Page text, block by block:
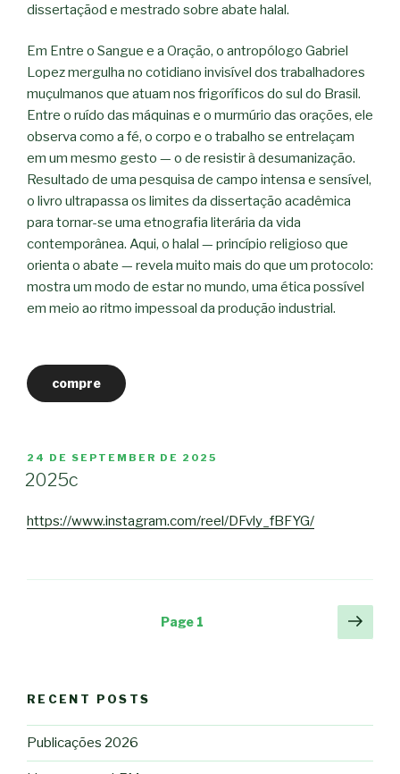
dissertaçãod e mestrado sobre abate halal.
Em Entre o Sangue e a Oração, o antropólogo Gabriel
Lopez mergulha no cotidiano invisível dos trabalhadores
muçulmanos que atuam nos frigoríficos do sul do Brasil.
Entre o ruído das máquinas e o murmúrio das orações, ele
observa como a fé, o corpo e o trabalho se entrelaçam
em um mesmo gesto — o de resistir à desumanização.
Resultado de uma pesquisa de campo intensa e sensível,
o livro ultrapassa os limites da dissertação acadêmica
para tornar-se uma etnografia literária da vida
contemporânea. Aqui, o halal — princípio religioso que
orienta o abate — revela muito mais do que um protocolo:
mostra um modo de estar no mundo, uma ética possível
em meio ao ritmo impessoal da produção industrial.
compre
POSTED
ON
24 DE SEPTEMBER DE 2025
2025c
https://www.instagram.com/reel/DFvly_fBFYG/
Page 1
Next
RECENT POSTS
Publicações 2026